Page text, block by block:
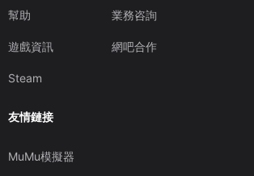
幫助
遊戲資訊
Steam
業務咨詢
網吧合作
友情鏈接
MuMu模擬器